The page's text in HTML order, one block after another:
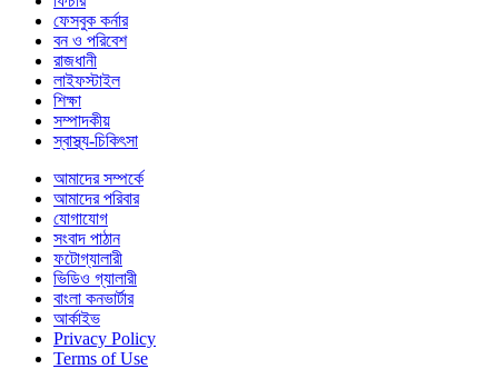
ফেসবুক কর্নার
বন ও পরিবেশ
রাজধানী
লাইফস্টাইল
শিক্ষা
সম্পাদকীয়
স্বাস্থ্য-চিকিৎসা
আমাদের সম্পর্কে
আমাদের পরিবার
যোগাযোগ
সংবাদ পাঠান
ফটোগ্যালারী
ভিডিও গ্যালারী
বাংলা কনভার্টার
আর্কাইভ
Privacy Policy
Terms of Use